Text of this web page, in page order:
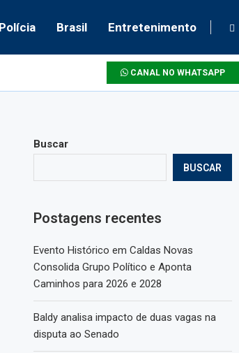
Polícia Brasil Entretenimento
CANAL NO WHATSAPP
Buscar
BUSCAR
Postagens recentes
Evento Histórico em Caldas Novas
Consolida Grupo Político e Aponta
Caminhos para 2026 e 2028
Baldy analisa impacto de duas vagas na
disputa ao Senado